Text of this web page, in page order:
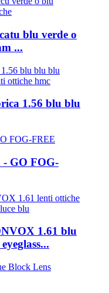
blu verde o
...
1.56 blu blu
- GO FOG-
1.61 blu